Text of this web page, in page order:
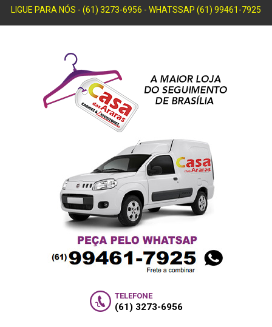
LIGUE PARA NÓS - (61) 3273-6956 - WHATSSAP (61) 99461-7925
TELEFONE
(61) 3273-6956